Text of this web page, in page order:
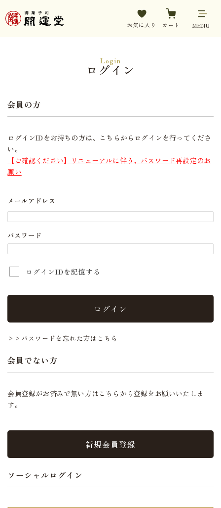
お気に入り カート MENU
Login
ログイン
会員の方
ログインIDをお持ちの方は、こちらからログインを行ってくださ
い。
【ご確認ください】リニューアルに伴う、パスワード再設定のお
願い
メールアドレス
パスワード
ログインIDを記憶する
ログイン
>>パスワードを忘れた方はこちら
会員でない方
会員登録がお済みで無い方はこちらから登録をお願いいたしま
す。
新規会員登録
ソーシャルログイン